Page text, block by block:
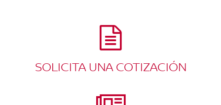
SOLICITA UNA COTIZACIÓN